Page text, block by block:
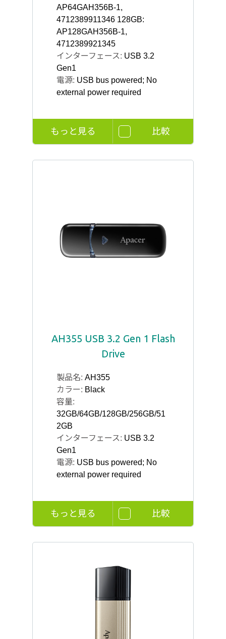
AP64GAH356B-1,
4712389911346 128GB:
AP128GAH356B-1,
4712389921345
インターフェース: USB 3.2
Gen1
電源: USB bus powered; No
external power required
もっと見る 比較
AH355 USB 3.2 Gen 1 Flash
Drive
製品名: AH355
カラー: Black
容量:
32GB/64GB/128GB/256GB/51
2GB
インターフェース: USB 3.2
Gen1
電源: USB bus powered; No
external power required
もっと見る 比較